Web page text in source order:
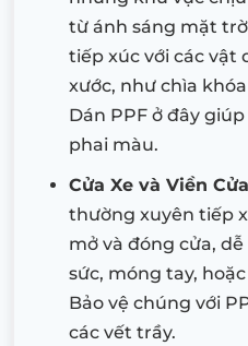
từ ánh sáng mặt
tiếp xúc với các vật
xước, như chìa
Dán PPF ở đây
phai màu.
Cửa Xe và Viền Cửa
thường xuyên tiếp
mở và đóng cửa,
sức, móng tay,
Bảo vệ chúng với
các vết trầy.